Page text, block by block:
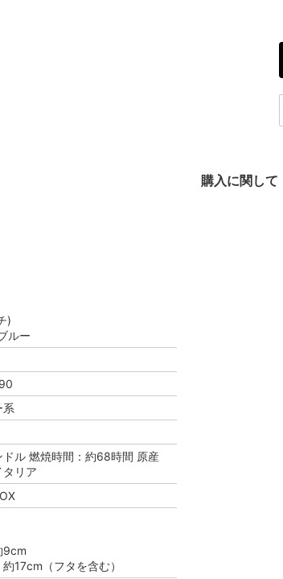
購入に関して
)
ルー
系
ドル 燃焼時間：約68時間 原産
タリア
9cm
17cm（フタを含む）